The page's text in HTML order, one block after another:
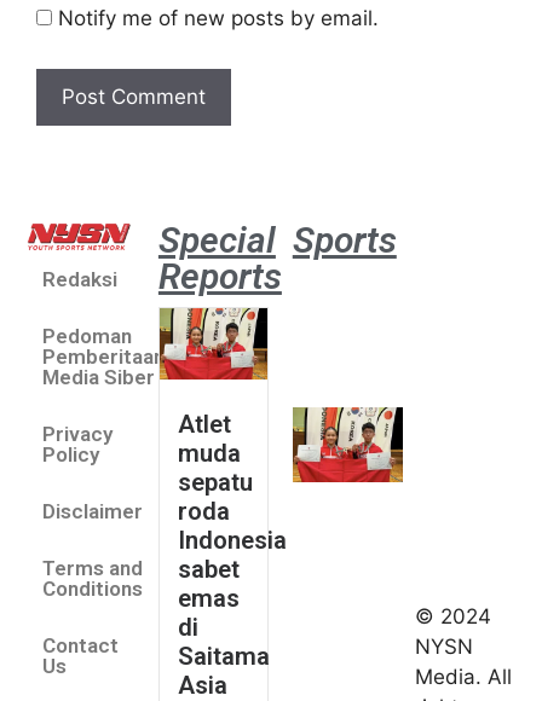
Notify me of new posts by email.
Redaksi
Pedoman
Pemberitaan
Media Siber
Privacy
Policy
Disclaimer
Terms and
Conditions
Contact
Us
Special
Reports
Atlet
muda
sepatu
roda
Indonesia
sabet
emas
di
Saitama
Asia
Sports
2026
Indonesia
kirim tiga
lifter
© 2024
NYSN
Media. All